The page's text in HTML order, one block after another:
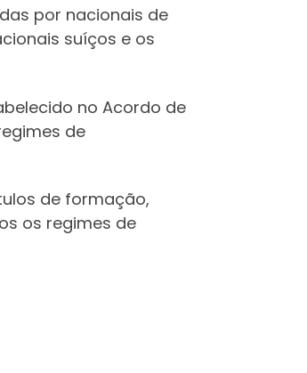
por nacionais de
suíços e os
no Acordo de
de
de formação,
os regimes de